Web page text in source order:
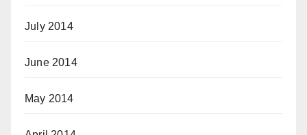
July 2014
June 2014
May 2014